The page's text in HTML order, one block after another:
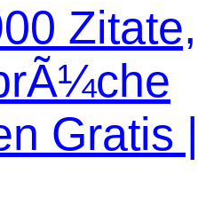
Zitate,
Gratis |